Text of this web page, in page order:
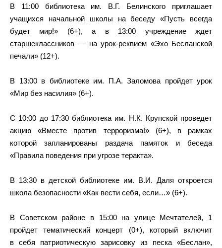
В 11:00 библиотека им. В.Г. Белинского приглашает
учащихся начальной школы на беседу «Пусть всегда
будет мир!» (6+), а в 13:00 учреждение ждет
старшеклассников — на урок-реквием «Эхо Бесланской
печали» (12+).
В 13:00 в библиотеке им. П.А. Заломова пройдет урок
«Мир без насилия» (6+).
С 10:00 до 17:30 библиотека им. Н.К. Крупской проведет
акцию «Вместе против терроризма!» (6+), в рамках
которой запланированы раздача памяток и беседа
«Правила поведения при угрозе теракта».
В 13:30 в детской библиотеке им. В.И. Даля откроется
школа безопасности «Как вести себя, если…» (6+).
В Советском районе в 15:00 на улице Мечтателей, 1
пройдет тематический концерт (0+), который включит
в себя патриотическую зарисовку из песка «Беслан»,